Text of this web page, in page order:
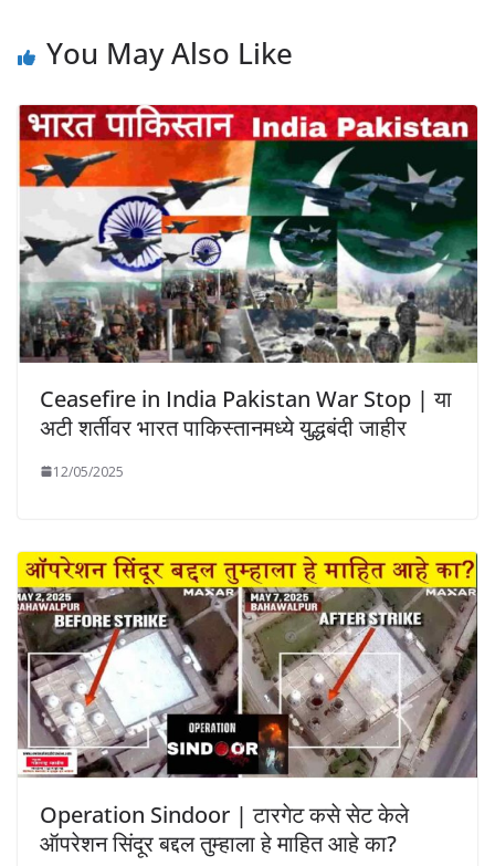
You May Also Like
Ceasefire in India Pakistan War Stop | या
अटी शर्तीवर भारत पाकिस्तानमध्ये युद्धबंदी जाहीर
12/05/2025
Operation Sindoor | टारगेट कसे सेट केले
ऑपरेशन सिंदूर बद्दल तुम्हाला हे माहित आहे का?